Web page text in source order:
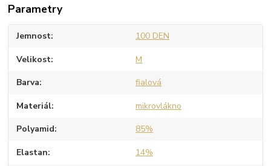
Parametry
Jemnost 100 DEN
Velikost M
Barva fialová
Materiál mikrovlákno
Polyamid 85%
Elastan 14%